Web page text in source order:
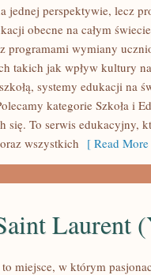
jednej perspektywie, lecz
obecne na całym
programami wymiany
takich jak wpływ kultury
systemy edukacji na
kategorie Szkoła i
się. To serwis edukacyjny,
wszystkich [ Read
Laurent
miejsce, w którym